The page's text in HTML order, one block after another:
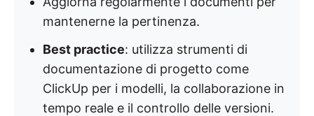
mantenerne la pertinenza.
Best practice: utilizza strumenti di
documentazione di progetto come
ClickUp per i modelli, la collaborazione in
tempo reale e il controllo delle versioni.